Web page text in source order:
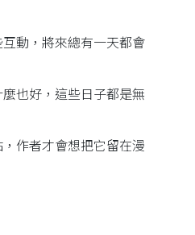
動，將來總有一天都會
也好，這些日子都是無
作者才會想把它留在漫